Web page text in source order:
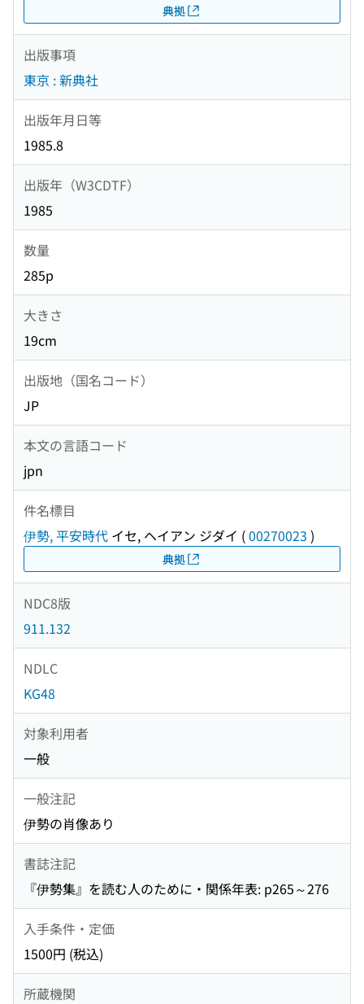
典拠
出版事項
東京 : 新典社
出版年月日等
1985.8
出版年（W3CDTF）
1985
数量
285p
大きさ
19cm
出版地（国名コード）
JP
本文の言語コード
jpn
件名標目
伊勢, 平安時代 イセ, ヘイアン ジダイ (00270023 )
典拠
NDC8版
911.132
NDLC
KG48
対象利用者
一般
一般注記
伊勢の肖像あり
書誌注記
『伊勢集』を読む人のために・関係年表: p265～276
入手条件・定価
1500円 (税込)
所蔵機関